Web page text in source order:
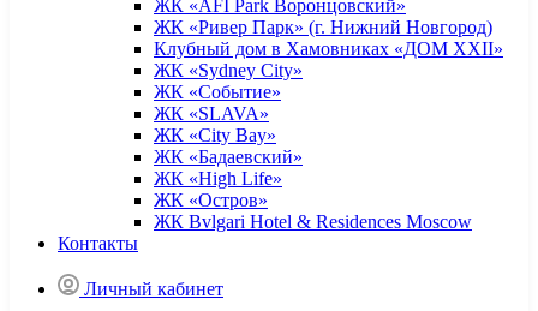
ЖК «AFI Park Воронцовский»
ЖК «Ривер Парк» (г. Нижний Новгород)
Клубный дом в Хамовниках «ДОМ XXII»
ЖК «Sydney City»
ЖК «Событие»
ЖК «SLAVA»
ЖК «City Bay»
ЖК «Бадаевский»
ЖК «High Life»
ЖК «Остров»
ЖК Bvlgari Hotel & Residences Moscow
Контакты
Личный кабинет